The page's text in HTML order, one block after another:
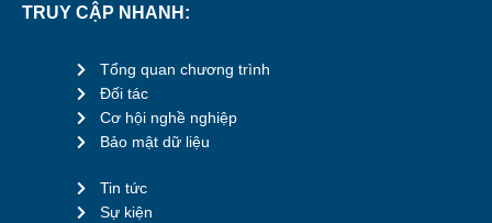
TRUY CẬP NHANH:
Tổng quan chương trình
Đối tác
Cơ hội nghề nghiệp
Bảo mật dữ liệu
Tin tức
Sự kiện